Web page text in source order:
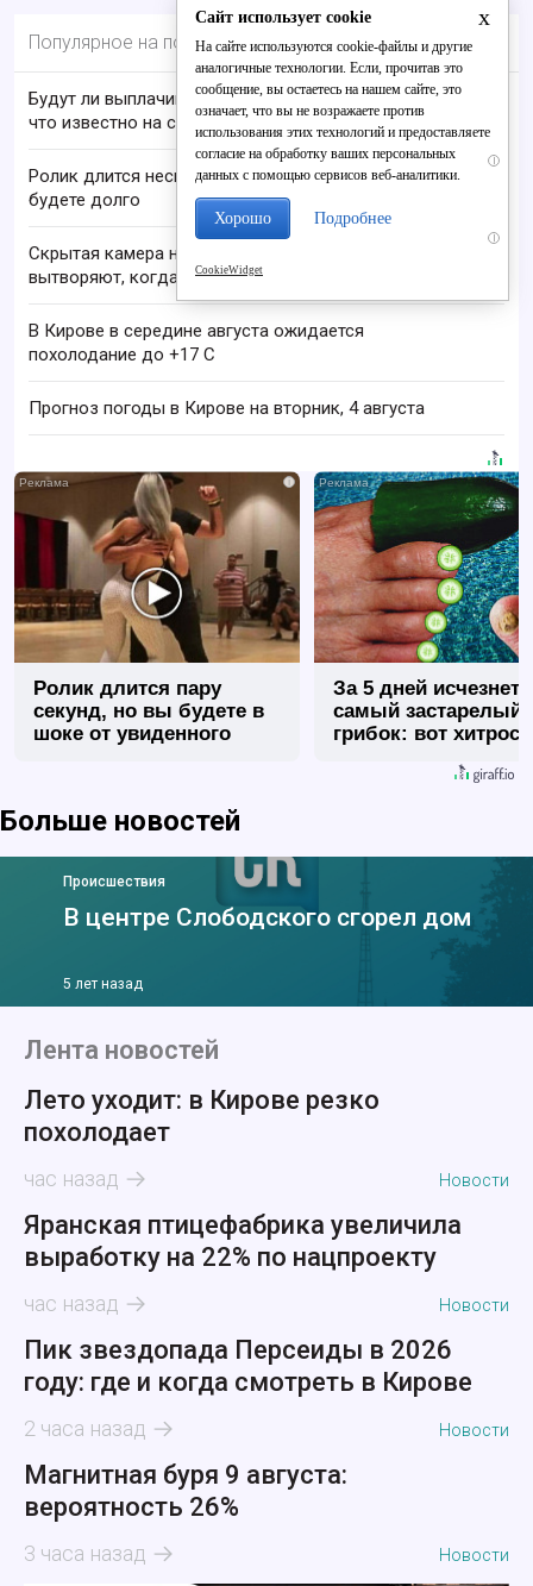
Популярное на портале
Будут ли выплачивать 13-ю пенсию в 2026 году:
что известно на сегодня
i
Ролик длится несколько секунд, а смеяться вы
будете долго
i
Скрытая камера на пляже Крыма: Что люди
вытворяют, когда их не видят...
В Кирове в середине августа ожидается
похолодание до +17 C
Прогноз погоды в Кирове на вторник, 4 августа
i
Ролик длится пару
секунд, но вы будете в
шоке от увиденного
За 5 дней исчезнет
самый застарелый
грибок: вот
Больше новостей
Происшествия
В центре Слободского сгорел дом
5 лет назад
Лента новостей
Лето уходит: в Кирове резко
похолодает
час назад Новости
Яранская птицефабрика увеличила
выработку на 22% по нацпроекту
час назад Новости
Пик звездопада Персеиды в 2026
году: где и когда смотреть в Кирове
2 часа назад Новости
Магнитная буря 9 августа:
вероятность 26%
3 часа назад Новости
x
Сайт использует cookie
На сайте используются cookie-файлы и другие
аналогичные технологии. Если, прочитав это
сообщение, вы остаетесь на нашем сайте, это
означает, что вы не возражаете против
использования этих технологий и предоставляете
согласие на обработку ваших персональных
данных с помощью сервисов веб-аналитики.
Хорошо Подробнее
CookieWidget